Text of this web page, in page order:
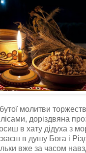
молитви
лісами, доріздвяна
в хату дідуха з
в душу Бога і
вже за часом